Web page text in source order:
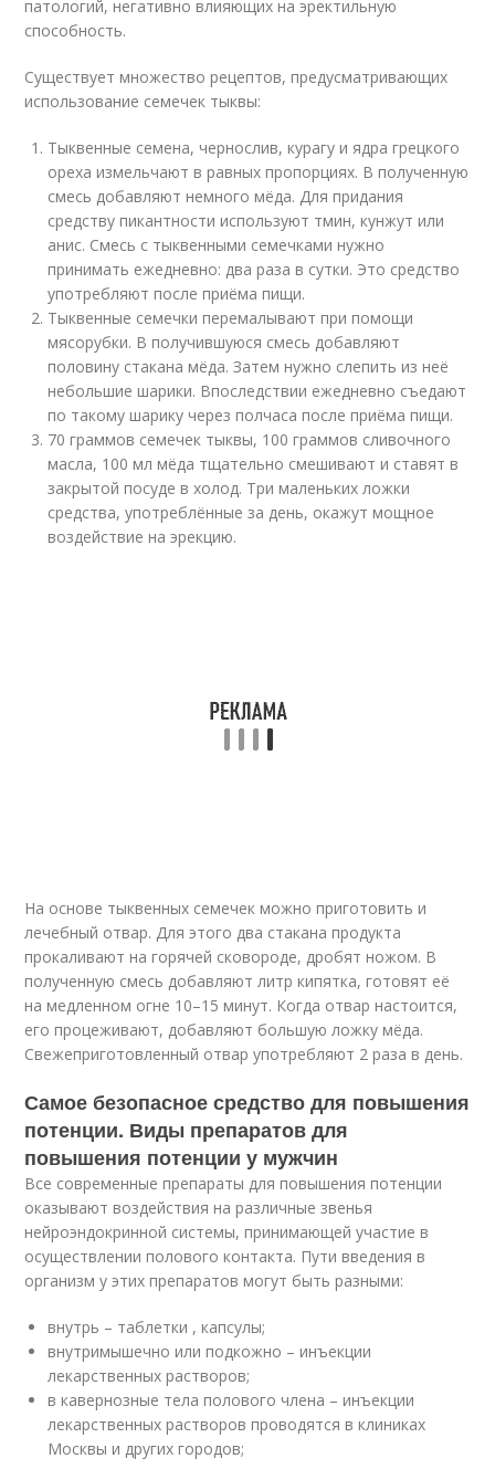
патологий, негативно влияющих на эректильную
способность.
Существует множество рецептов, предусматривающих
использование семечек тыквы:
Тыквенные семена, чернослив, курагу и ядра грецкого
ореха измельчают в равных пропорциях. В полученную
смесь добавляют немного мёда. Для придания
средству пикантности используют тмин, кунжут или
анис. Смесь с тыквенными семечками нужно
принимать ежедневно: два раза в сутки. Это средство
употребляют после приёма пищи.
Тыквенные семечки перемалывают при помощи
мясорубки. В получившуюся смесь добавляют
половину стакана мёда. Затем нужно слепить из неё
небольшие шарики. Впоследствии ежедневно съедают
по такому шарику через полчаса после приёма пищи.
70 граммов семечек тыквы, 100 граммов сливочного
масла, 100 мл мёда тщательно смешивают и ставят в
закрытой посуде в холод. Три маленьких ложки
средства, употреблённые за день, окажут мощное
воздействие на эрекцию.
На основе тыквенных семечек можно приготовить и
лечебный отвар. Для этого два стакана продукта
прокаливают на горячей сковороде, дробят ножом. В
полученную смесь добавляют литр кипятка, готовят её
на медленном огне 10–15 минут. Когда отвар настоится,
его процеживают, добавляют большую ложку мёда.
Свежеприготовленный отвар употребляют 2 раза в день.
Самое безопасное средство для повышения
потенции. Виды препаратов для
повышения потенции у мужчин
Все современные препараты для повышения потенции
оказывают воздействия на различные звенья
нейроэндокринной системы, принимающей участие в
осуществлении полового контакта. Пути введения в
организм у этих препаратов могут быть разными:
внутрь – таблетки , капсулы;
внутримышечно или подкожно – инъекции
лекарственных растворов;
в кавернозные тела полового члена – инъекции
лекарственных растворов проводятся в клиниках
Москвы и других городов;